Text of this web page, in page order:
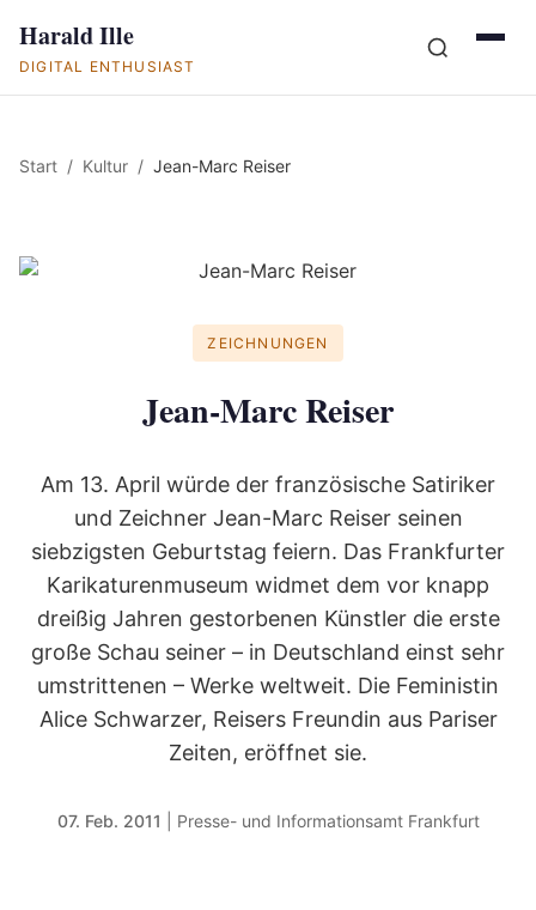
Harald Ille
DIGITAL ENTHUSIAST
Start Kultur Jean-Marc Reiser
ZEICHNUNGEN
Jean-Marc Reiser
Am 13. April würde der französische Satiriker
und Zeichner Jean-Marc Reiser seinen
siebzigsten Geburtstag feiern. Das Frankfurter
Karikaturenmuseum widmet dem vor knapp
dreißig Jahren gestorbenen Künstler die erste
große Schau seiner – in Deutschland einst sehr
umstrittenen – Werke weltweit. Die Feministin
Alice Schwarzer, Reisers Freundin aus Pariser
Zeiten, eröffnet sie.
07. Feb. 2011 Presse- und Informationsamt Frankfurt